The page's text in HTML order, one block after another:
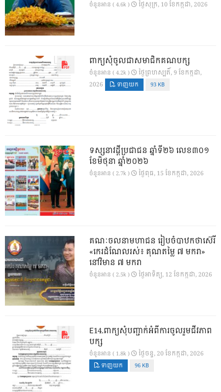
ចំនួនអាន ( 4.6k ) ថ្ងៃ​សុក្រ, 10 ខែ​កក្កដា, 2026
ពាក្យសុំចូលជាសមាជិកគណបក្ស
ចំនួនអាន ( 4.2k )
ថ្ងៃ​ព្រហស្បតិ៍, 9 ខែ​កក្កដា,
2026
ទាញយក 93 KB
ទស្សនាវដ្ដីប្រជាជន ឆ្នាំទី២៦ លេខ៣០១
ខែមិថុនា ឆ្នាំ២០២៦
ចំនួនអាន ( 2.7k ) ថ្ងៃ​ពុធ, 15 ខែ​កក្កដា, 2026
គណៈចលនាមហាជន រៀបចំបាឋកថាស៊េរី
«កេរដំណែលរស់៖ គុណតម្លៃ ៧ មករា»
នៅវិមាន ៧ មករា
ចំនួនអាន ( 2.5k ) ថ្ងៃ​អាទិត្យ, 12 ខែ​កក្កដា, 2026
E14.ពាក្យសុំបញ្ជាក់អំពីការចូលរួមជីវភាព
បក្ស
ចំនួនអាន ( 1.8k ) ថ្ងៃ​ចន្ទ, 20 ខែ​កក្កដា, 2026
ទាញយក 96 KB